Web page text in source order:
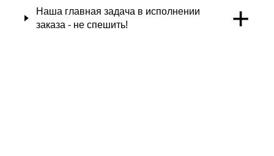
Наша главная задача в исполнении
заказа - не спешить!
+